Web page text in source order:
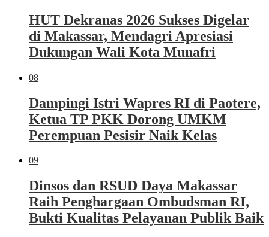
HUT Dekranas 2026 Sukses Digelar
di Makassar, Mendagri Apresiasi
Dukungan Wali Kota Munafri
08
Dampingi Istri Wapres RI di Paotere,
Ketua TP PKK Dorong UMKM
Perempuan Pesisir Naik Kelas
09
Dinsos dan RSUD Daya Makassar
Raih Penghargaan Ombudsman RI,
Bukti Kualitas Pelayanan Publik Baik